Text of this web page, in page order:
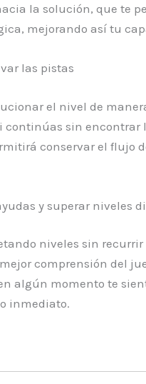
la solución, que te
mejorando así tu
las pistas
el nivel de
sin
conservar el flujo
y superar niveles
niveles sin
comprensión del
algún momento te
inmediato.